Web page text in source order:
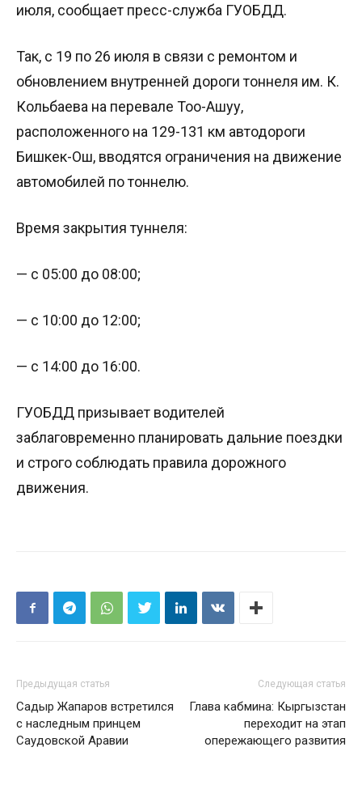
июля, сообщает пресс-служба ГУОБДД.
Так, с 19 по 26 июля в связи с ремонтом и
обновлением внутренней дороги тоннеля им. К.
Кольбаева на перевале Тоо-Ашуу,
расположенного на 129-131 км автодороги
Бишкек-Ош, вводятся ограничения на движение
автомобилей по тоннелю.
Время закрытия туннеля:
— с 05:00 до 08:00;
— с 10:00 до 12:00;
— с 14:00 до 16:00.
ГУОБДД призывает водителей
заблаговременно планировать дальние поездки
и строго соблюдать правила дорожного
движения.
Предыдущая статья
Садыр Жапаров встретился
с наследным принцем
Саудовской Аравии
Следующая статья
Глава кабмина: Кыргызстан
переходит на этап
опережающего развития